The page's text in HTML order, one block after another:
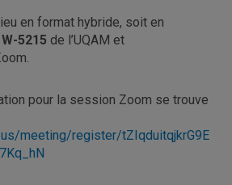
en format hybride, soit en
5215 de l’UQAM et
pour la session Zoom se trouve
meeting/register/tZIqduitqjkrG9E